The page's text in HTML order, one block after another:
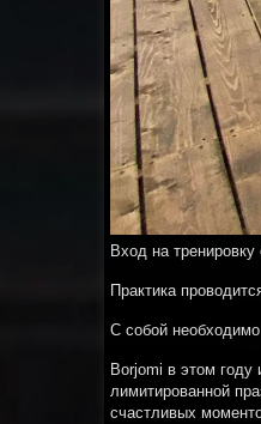
Вход на
Практика
С собой
Borjomi в этом году
лимитированной
счастливых